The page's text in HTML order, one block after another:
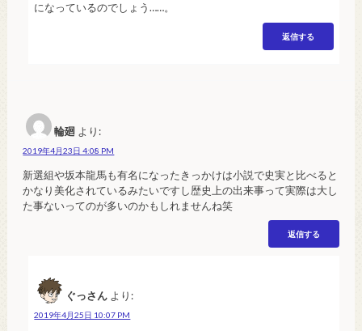
になっているのでしょう……。
返信する
輪廻 より:
2019年4月23日 4:08 PM
新選組や坂本龍馬も有名になったきっかけは小説で史実と比べると
かなり美化されているみたいですし歴史上の出来事って実際は大し
た事ないってのが多いのかもしれませんね笑
返信する
ぐっさん より:
2019年4月25日 10:07 PM